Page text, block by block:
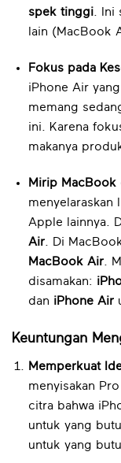
spek tinggi. Ini
lain (MacBook
Fokus pada
iPhone Air
memang
ini. Karena
makanya
Mirip MacBook
Apple lainnya.
Air. Di
MacBook Air.
disamakan:
dan iPhone Air
Keuntungan
Memperkuat
menyisakan
citra bahwa
untuk yang
untuk yang